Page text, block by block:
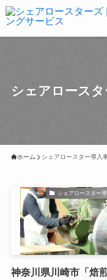
シェアロース
ホーム シェアロースター導入
シェアロースター
神奈川県川崎市「焙